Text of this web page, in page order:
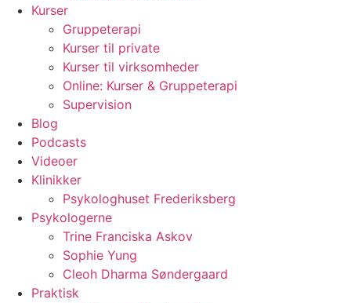
Kurser
Gruppeterapi
Kurser til private
Kurser til virksomheder
Online: Kurser & Gruppeterapi
Supervision
Blog
Podcasts
Videoer
Klinikker
Psykologhuset Frederiksberg
Psykologerne
Trine Franciska Askov
Sophie Yung
Cleoh Dharma Søndergaard
Praktisk